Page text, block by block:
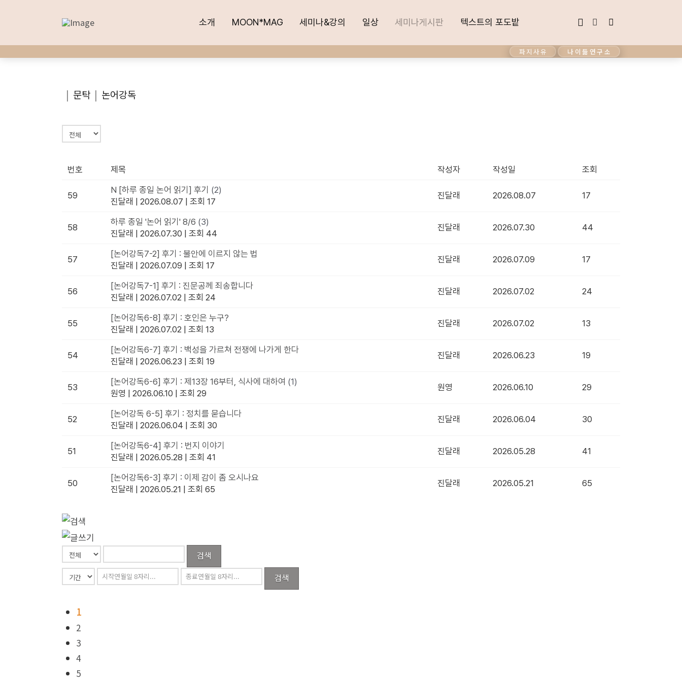
소개 MOON*MAG 세미나&강의 일상 세미나게시판 텍스트의 포도밭
소개 MOON*MAG 세미나&강의 일상 세미나게시판 텍스트의 포도밭
파지사유 나이듦연구소
| 문탁 | 논어강독
번호 제목 작성자 작성일 조회
59
N [하루 종일 논어 읽기] 후기 (2)
진달래
2026.08.07 조회 17
진달래 2026.08.07 17
58
하루 종일 '논어 읽기' 8/6 (3)
진달래
2026.07.30 조회 44
진달래 2026.07.30 44
57
[논어강독7-2] 후기 : 불안에 이르지 않는 법
진달래
2026.07.09 조회 17
진달래 2026.07.09 17
56
[논어강독7-1] 후기 : 진문공께 죄송합니다
진달래
2026.07.02 조회 24
진달래 2026.07.02 24
55
[논어강독6-8] 후기 : 호인은 누구?
진달래
2026.07.02 조회 13
진달래 2026.07.02 13
54
[논어강독6-7] 후기 : 백성을 가르쳐 전쟁에 나가게 한다
진달래
2026.06.23 조회 19
진달래 2026.06.23 19
53
[논어강독6-6] 후기 : 제13장 16부터, 식사에 대하여 (1)
원영
2026.06.10 조회 29
원영 2026.06.10 29
52
[논어강독 6-5] 후기 : 정치를 묻습니다
진달래
2026.06.04 조회 30
진달래 2026.06.04 30
51
[논어강독6-4] 후기 : 번지 이야기
진달래
2026.05.28 조회 41
진달래 2026.05.28 41
50
[논어강독6-3] 후기 : 이제 감이 좀 오시나요
진달래
2026.05.21 조회 65
진달래 2026.05.21 65
검색
검색
1
2
3
4
5